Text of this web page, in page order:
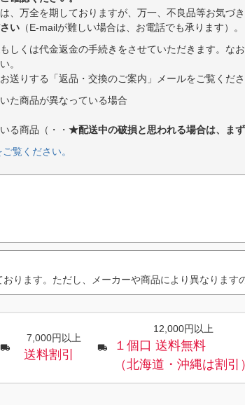
、万全を期しておりますが、万一、不良品等お気づき
い （E-mailが難しい場合は、お電話でも承ります）。
もしくは代金返金の手続きをさせていただきます。な
。
送りする「返品・交換のご案内」メールをご覧くださ
た商品が異なっている場合
る商品（・・ ★配送中の破損と思われる場合は、ま
覧ください。
おります。ただし、メーカーや商品により異なります
7,000円以上
送料割引
12,000円以上
１個口 送料無料
（北海道・沖縄は割引）